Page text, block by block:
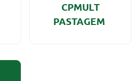
CPMULT
PASTAGEM